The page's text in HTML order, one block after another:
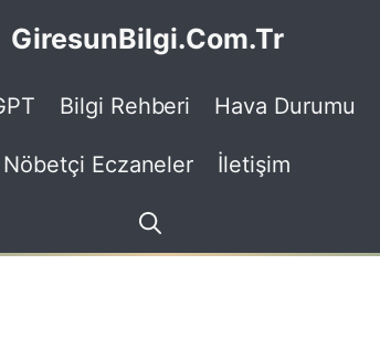
GiresunBilgi.Com.Tr
Bilgi Rehberi Hava Durumu
Nöbetçi Eczaneler İletişim